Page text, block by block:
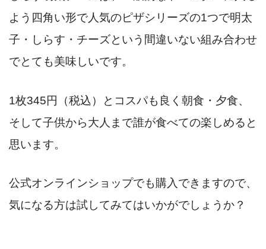
よう四角い形で人気のピザシリーズの1つで明太
子・しらす・チーズという間違いない組み合わせ
でとても美味しいです。
1枚345円（税込）とコスパも良く朝食・夕食、
そして子供から大人まで誰が食べての楽しめると
思います。
公式オンラインショップでも購入できますので、
気になる方は試してみてはいかがでしょうか？